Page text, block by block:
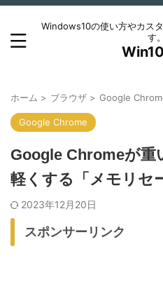
Windows10の使い方やカス
す。
ホーム > ブラウザ > Google
Google Chrome
Google Chromeが重
軽くする「メモリセ
2023年12月20日
スポンサーリンク